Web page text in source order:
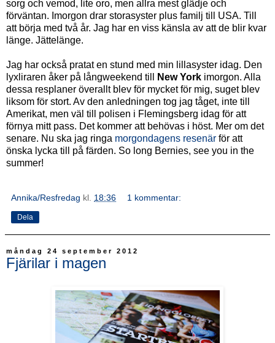
sorg och vemod, lite oro, men allra mest glädje och
förväntan. Imorgon drar storasyster plus familj till USA. Till
att börja med två år. Jag har en viss känsla av att de blir kvar
länge. Jättelänge.
Jag har också pratat en stund med min lillasyster idag. Den
lyxliraren åker på långweekend till
New York imorgon. Alla
dessa resplaner överallt blev för mycket för mig, suget blev
liksom för stort. Av den anledningen tog jag tåget, inte till
Amerikat, men väl till polisen i Flemingsberg idag för att
förnya mitt pass. Det kommer att behövas i höst. Mer om det
senare. Nu ska jag ringa morgondagens resenär för att
önska lycka till på färden. So long Bernies, see you in the
summer!
Annika/Resfredag kl. 18:36 1 kommentar:
Dela
måndag 24 september 2012
Fjärilar i magen